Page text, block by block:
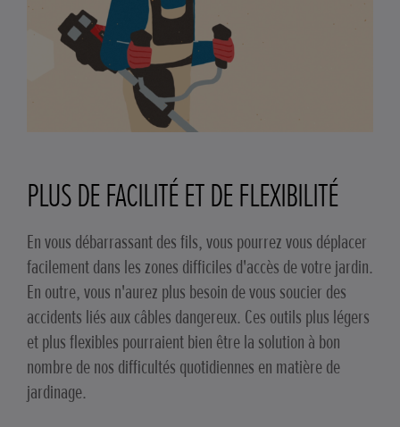
PLUS DE FACILITÉ ET DE FLEXIBILITÉ
En vous débarrassant des fils, vous pourrez vous déplacer
facilement dans les zones difficiles d'accès de votre jardin.
En outre, vous n'aurez plus besoin de vous soucier des
accidents liés aux câbles dangereux. Ces outils plus légers
et plus flexibles pourraient bien être la solution à bon
nombre de nos difficultés quotidiennes en matière de
jardinage.